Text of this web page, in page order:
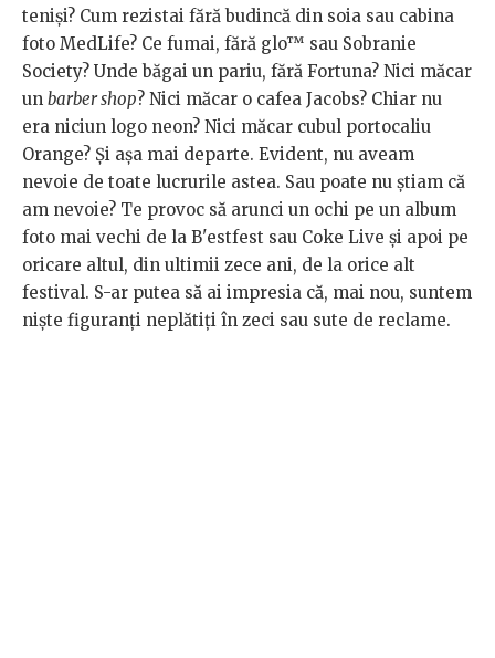
teniși? Cum rezistai fără budincă din soia sau cabina
foto MedLife? Ce fumai, fără glo™ sau Sobranie
Society? Unde băgai un pariu, fără Fortuna? Nici măcar
un barber shop? Nici măcar o cafea Jacobs? Chiar nu
era niciun logo neon? Nici măcar cubul portocaliu
Orange? Și așa mai departe. Evident, nu aveam
nevoie de toate lucrurile astea. Sau poate nu știam că
am nevoie? Te provoc să arunci un ochi pe un album
foto mai vechi de la B'estfest sau Coke Live și apoi pe
oricare altul, din ultimii zece ani, de la orice alt
festival. S-ar putea să ai impresia că, mai nou, suntem
niște figuranți neplătiți în zeci sau sute de reclame.